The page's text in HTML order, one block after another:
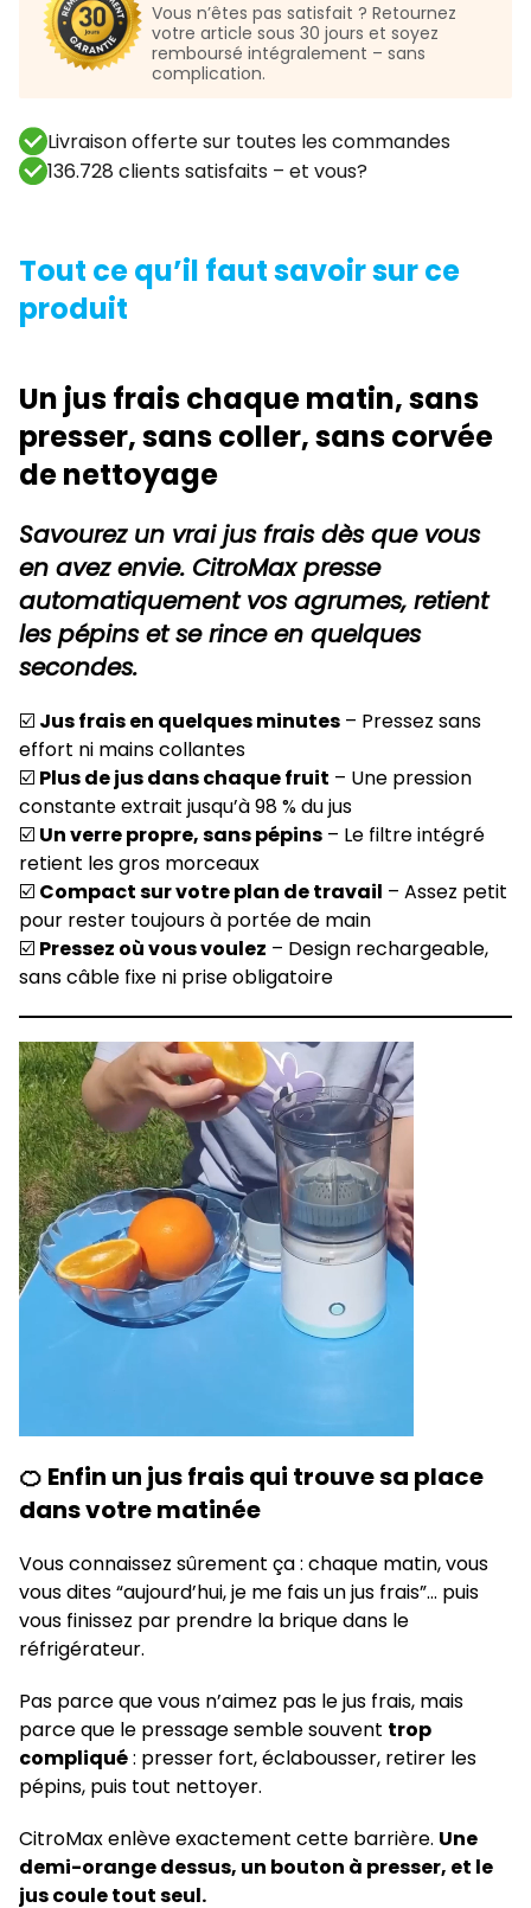
Vous n’êtes pas satisfait ? Retournez
votre article sous 30 jours et soyez
remboursé intégralement – sans
complication.
Livraison offerte sur toutes les commandes
136.728 clients satisfaits – et vous?
Tout ce qu’il faut savoir sur ce
produit
Un jus frais chaque matin, sans
presser, sans coller, sans corvée
de nettoyage
Savourez un vrai jus frais dès que vous
en avez envie. CitroMax presse
automatiquement vos agrumes, retient
les pépins et se rince en quelques
secondes.
☑️ Jus frais en quelques minutes – Pressez sans
effort ni mains collantes
☑️ Plus de jus dans chaque fruit – Une pression
constante extrait jusqu’à 98 % du jus
☑️ Un verre propre, sans pépins – Le filtre intégré
retient les gros morceaux
☑️ Compact sur votre plan de travail – Assez petit
pour rester toujours à portée de main
☑️ Pressez où vous voulez – Design rechargeable,
sans câble fixe ni prise obligatoire
🍊 Enfin un jus frais qui trouve sa place
dans votre matinée
Vous connaissez sûrement ça : chaque matin, vous
vous dites “aujourd’hui, je me fais un jus frais”… puis
vous finissez par prendre la brique dans le
réfrigérateur.
Pas parce que vous n’aimez pas le jus frais, mais
parce que le pressage semble souvent trop
compliqué: presser fort, éclabousser, retirer les
pépins, puis tout nettoyer.
CitroMax enlève exactement cette barrière. Une
demi-orange dessus, un bouton à presser, et le
jus coule tout seul.